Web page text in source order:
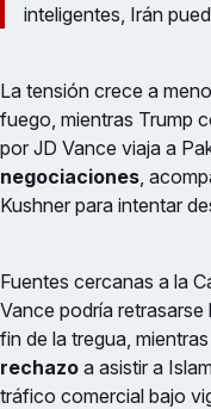
inteligentes, Irán
La tensión crece a
fuego, mientras Trump
por JD Vance viaja a
negociaciones ,
Kushner para intentar
Fuentes cercanas a la
Vance podría
fin de la tregua,
rechazo a asistir a
tráfico comercial bajo